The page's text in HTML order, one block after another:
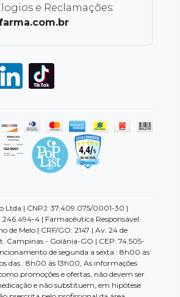
e Reclamações:
Ltda | CNPJ: 37.409.075/0001-30 |
4 | Farmacêutica Responsável:
de Melo | CRF/GO: 2147 | Av. 24 de
Campinas - Goiânia-GO | CEP: 74.505-
de segunda a sexta : 8h00 às
das : 8h00 ás 13h00, As informações
promoções e ofertas, não devem ser
e não substituem, em hipótese